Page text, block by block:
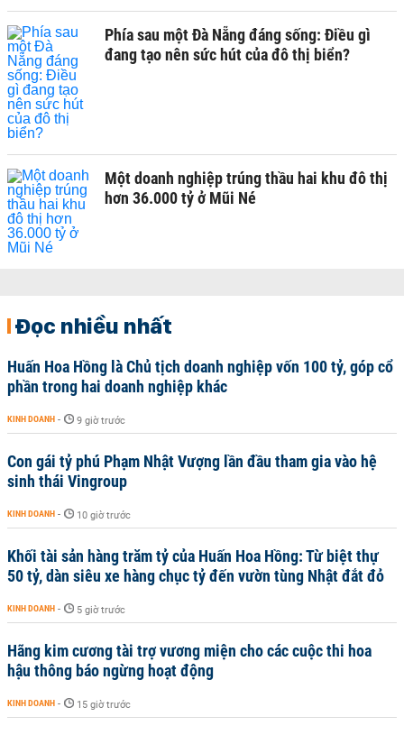
Phía sau một Đà Nẵng đáng sống: Điều gì
đang tạo nên sức hút của đô thị biển?
Một doanh nghiệp trúng thầu hai khu đô thị
hơn 36.000 tỷ ở Mũi Né
Đọc nhiều nhất
Huấn Hoa Hồng là Chủ tịch doanh nghiệp vốn 100 tỷ, góp cổ
phần trong hai doanh nghiệp khác
KINH DOANH - 9 giờ trước
Con gái tỷ phú Phạm Nhật Vượng lần đầu tham gia vào hệ
sinh thái Vingroup
KINH DOANH - 10 giờ trước
Khối tài sản hàng trăm tỷ của Huấn Hoa Hồng: Từ biệt thự
50 tỷ, dàn siêu xe hàng chục tỷ đến vườn tùng Nhật đắt đỏ
KINH DOANH - 5 giờ trước
Hãng kim cương tài trợ vương miện cho các cuộc thi hoa
hậu thông báo ngừng hoạt động
KINH DOANH - 15 giờ trước